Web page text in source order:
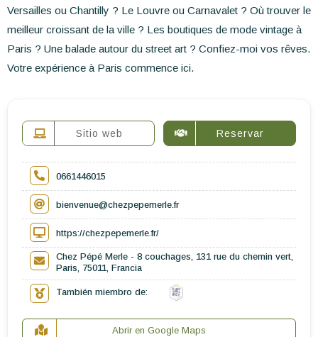
Versailles ou Chantilly ? Le Louvre ou Carnavalet ? Où trouver le
meilleur croissant de la ville ? Les boutiques de mode vintage à
Paris ? Une balade autour du street art ? Confiez-moi vos rêves.
Votre expérience à Paris commence ici.
Sitio web Reservar
0661446015
bienvenue@chezpepemerle.fr
https://chezpepemerle.fr/
Chez Pépé Merle - 8 couchages, 131 rue du chemin vert,
Paris, 75011, Francia
También miembro de:
Abrir en Google Maps